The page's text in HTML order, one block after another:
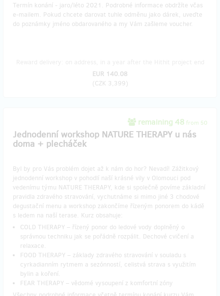
Termín konání - jaro/léto 2021. Podrobné informace obdržíte včas
e-mailem. Pokud chcete darovat tuhle odměnu jako dárek, uveďte
do poznámky jméno obdarovaného a my Vám zašleme voucher.
EUR 140.08
(CZK 3,399)
remaining 48 from 50
Jednodenní workshop NATURE THERAPY u nás
doma + plecháček
Byl by pro Vás problém dojet až k nám do hor? Nevadí! Zážitkový
jednodenní workshop v pohodlí naší krásné vily v Olomouci pod
vedenímu týmu NATURE THERAPY, kde si společně povíme základní
pravidla zdravého stravování, vychutnáme si mimo jiné 3 chodové
degustační menu a workshop zakončíme řízeným ponorem do kádě
s ledem na naší terase. Kurz obsahuje:
COLD THERAPY – řízený ponor do ledové vody doplněný o
správnou techniku jak se pořádně rozpálit. Dechové cvičení a
relaxace.
FOOD THERAPY – základy zdravého stravování v souladu s
cyrkadianním rytmem a sezónností, celistvá strava s využitím
bylin a koření.
FEAR THERAPY – vědomé vysoupení z komfortní zóny